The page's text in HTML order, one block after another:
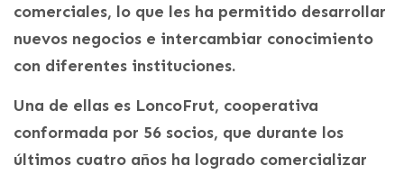
comerciales, lo que les ha permitido desarrollar
nuevos negocios e intercambiar conocimiento
con diferentes instituciones.
Una de ellas es LoncoFrut, cooperativa
conformada por 56 socios, que durante los
últimos cuatro años ha logrado comercializar